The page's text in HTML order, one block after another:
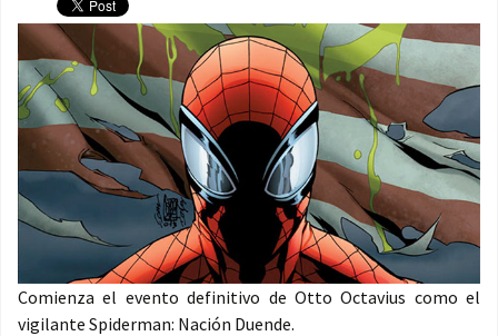
Comienza el evento definitivo de Otto Octavius como el
vigilante Spiderman: Nación Duende.